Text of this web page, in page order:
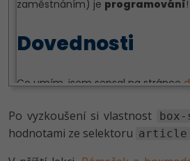
Po vyzkoušení si vlastnost box-
hodnotami ze selektoru article